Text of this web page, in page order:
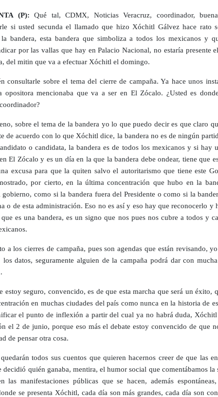
(P): Qué tal, CDMX, Noticias Veracruz, coordinador,
si usted secunda el llamado que hizo Xóchitl Gálvez hace rato
bandera, esta bandera que simboliza a todos los mexicanos y
por las vallas que hay en Palacio Nacional, no estaría presente
del mitin que va a efectuar Xóchitl el domingo.
consultarle sobre el tema del cierre de campaña. Ya hace unos
opositora mencionaba que va a ser en El Zócalo. ¿Usted es
sobre el tema de la bandera yo lo que puedo decir es que claro
de acuerdo con lo que Xóchitl dice, la bandera no es de ningún
o candidata, la bandera es de todos los mexicanos y si hay
El Zócalo y es un día en la que la bandera debe ondear, tiene que
excusa para que la quiten salvo el autoritarismo que tiene este
por cierto, en la última concentración que hubo en la
como si la bandera fuera del Presidente o como si la
o de esta administración. Eso no es así y eso hay que reconocerlo y
que es una bandera, es un signo que nos pues nos cubre a todos y
a los cierres de campaña, pues son agendas que están revisando,
los datos, seguramente alguien de la campaña podrá dar con
estoy seguro, convencido, es de que esta marcha que será un éxito,
en muchas ciudades del país como nunca en la historia de
el punto de inflexión a partir del cual ya no habrá duda, Xóchitl
el 2 de junio, porque eso más el debate estoy convencido de que
de pensar otra cosa.
todos sus cuentos que quieren hacernos creer de que las
decidió quién ganaba, mentira, el humor social que comentábamos la
las manifestaciones públicas que se hacen, además
se presenta Xóchitl, cada día son más grandes, cada día son